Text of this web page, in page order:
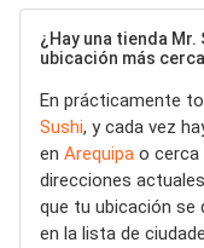
¿Hay una tienda Mr.
ubicación más
En prácticamente
Sushi, y cada vez
en Arequipa o cerca
direcciones
que tu ubicación
en la lista de